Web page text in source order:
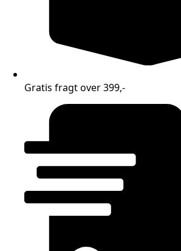
Gratis fragt over 399,-